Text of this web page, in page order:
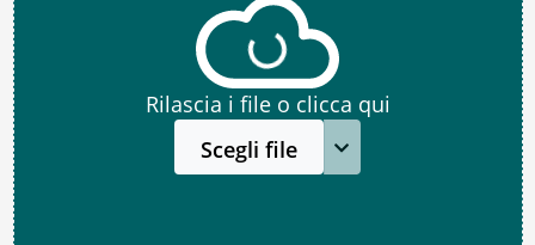
Rilascia i file o clicca qui
Scegli file